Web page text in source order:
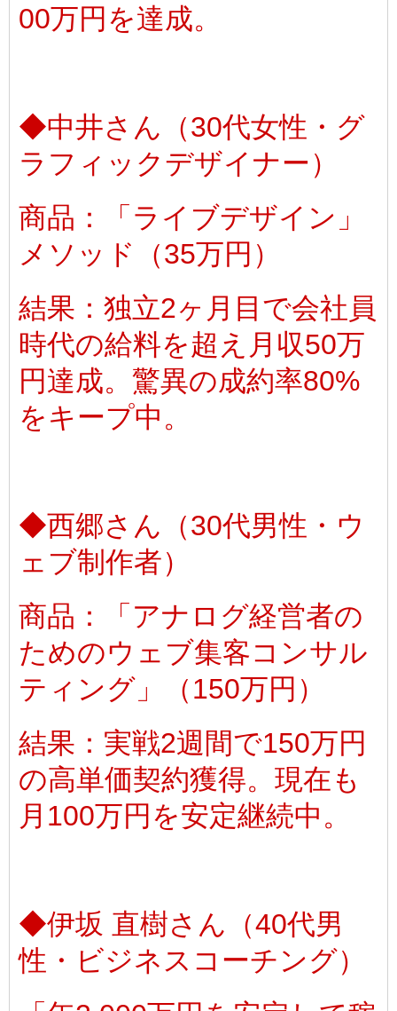
00万円を達成。
◆中井さん（30代女性・グ
ラフィックデザイナー）
商品：「ライブデザイン」
メソッド（35万円）
結果：独立2ヶ月目で会社員
時代の給料を超え月収50万
円達成。驚異の成約率80%
をキープ中。
◆西郷さん（30代男性・ウ
ェブ制作者）
商品：「アナログ経営者の
ためのウェブ集客コンサル
ティング」（150万円）
結果：実戦2週間で150万円
の高単価契約獲得。現在も
月100万円を安定継続中。
◆伊坂 直樹さん（40代男
性・ビジネスコーチング）